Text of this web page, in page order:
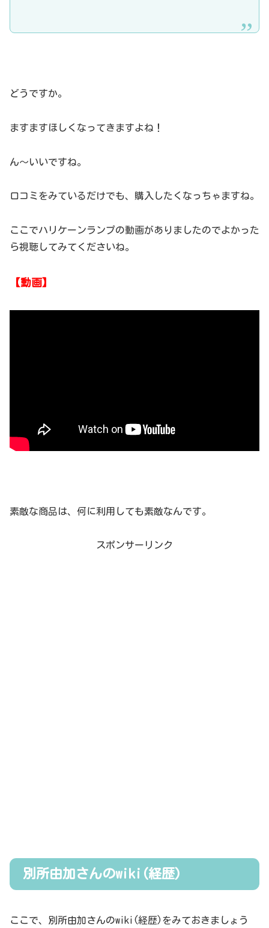
どうですか。
ますますほしくなってきますよね！
ん～いいですね。
口コミをみているだけでも、購入したくなっちゃますね。
ここでハリケーンランプの動画がありましたのでよかった
ら視聴してみてくださいね。
【動画】
素敵な商品は、何に利用しても素敵なんです。
スポンサーリンク
別所由加さんのwiki(経歴)
ここで、別所由加さんのwiki(経歴)をみておきましょう